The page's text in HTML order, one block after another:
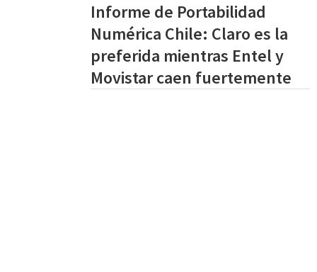
Informe de Portabilidad
Numérica Chile: Claro es la
preferida mientras Entel y
Movistar caen fuertemente